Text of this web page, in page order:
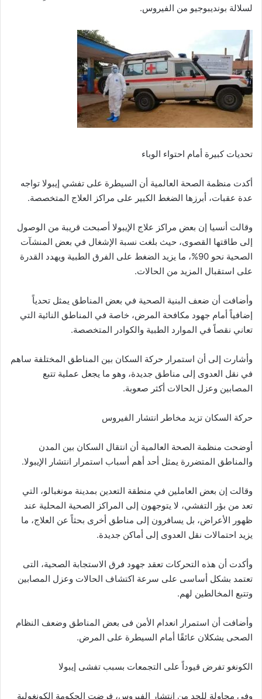
لسلالة بونديبوجيو من الفيروس.
تحديات كبيرة أمام احتواء الوباء
أكدت منظمة الصحة العالمية أن السيطرة على تفشي إيبولا تواجه
عدة عقبات، أبرزها الضغط الكبير على مراكز العلاج المتخصصة.
وقالت أنسيا إن بعض مراكز علاج الإيبولا أصبحت قريبة من الوصول
إلى طاقتها القصوى، حيث بلغت نسبة الإشغال في بعض المنشآت
الصحية نحو 90%، ما يزيد الضغط على الفرق الطبية ويهدد القدرة
على استقبال المزيد من الحالات.
وأضافت أن ضعف البنية الصحية في بعض المناطق يمثل تحدياً
إضافياً أمام جهود مكافحة المرض، خاصة في المناطق النائية التي
تعاني نقصاً في الموارد الطبية والكوادر المتخصصة.
وأشارت إلى أن استمرار حركة السكان بين المناطق المختلفة ساهم
في نقل العدوى إلى مناطق جديدة، وهو ما يجعل عملية تتبع
المصابين وعزل الحالات أكثر صعوبة.
حركة السكان تزيد مخاطر انتشار الفيروس
أوضحت منظمة الصحة العالمية أن انتقال السكان بين المدن
والمناطق المتضررة يمثل أحد أهم أسباب استمرار انتشار الإيبولا.
وقالت إن بعض العاملين في منطقة التعدين بمدينة مونغبالو، التي
تعد من بؤر التفشي، لا يتوجهون إلى المراكز الصحية المحلية عند
ظهور الأعراض، بل يسافرون إلى مناطق أخرى بحثاً عن العلاج، ما
يزيد احتمالات نقل العدوى إلى أماكن جديدة.
وأكدت أن هذه التحركات تعقد جهود فرق الاستجابة الصحية، التى
تعتمد بشكل أساسى على سرعة اكتشاف الحالات وعزل المصابين
وتتبع المخالطين لهم.
وأضافت أن استمرار انعدام الأمن فى بعض المناطق وضعف النظام
الصحى يشكلان عائقًا أمام السيطرة على المرض.
الكونغو تفرض قيوداً على التجمعات بسبب تفشى إيبولا
وفى محاولة للحد من انتشار الفيروس، فرضت الحكومة الكونغولية